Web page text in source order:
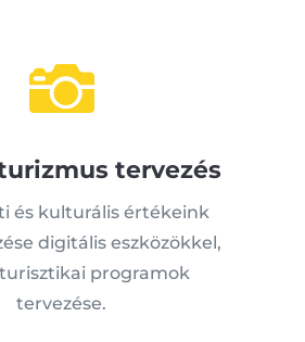

tervezés
és kulturális értékeink
digitális eszközökkel,
programok
tervezése.